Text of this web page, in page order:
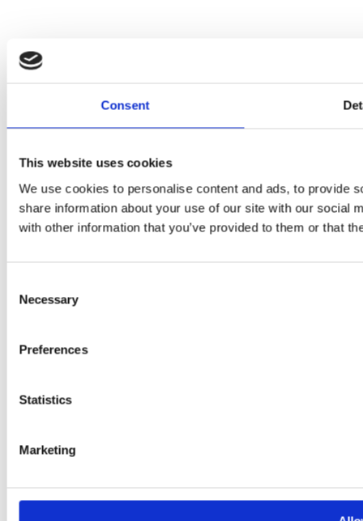
Consent
This website uses cookies
We use cookies to personalise content and ads, to provide
share information about your use of our site with our social
with other information that you’ve provided to them or that
Selection
Necessary
Preferences
Statistics
Marketing
SEGUI MATTEO RENZI SU: